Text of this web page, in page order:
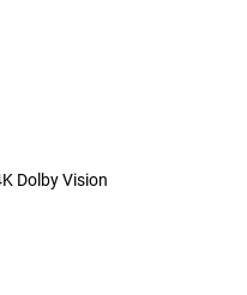
Dolby Vision